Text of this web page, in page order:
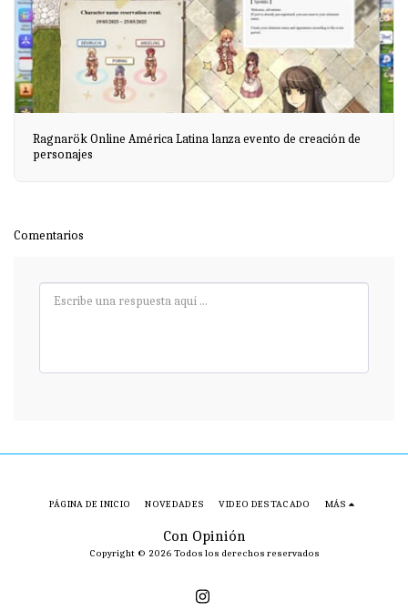
Ragnarök Online América Latina lanza evento de creación de
personajes
Comentarios
Con Opinión
Copyright © 2026 Todos los derechos reservados
PÁGINA DE INICIO NOVEDADES VIDEO DESTACADO MÁS